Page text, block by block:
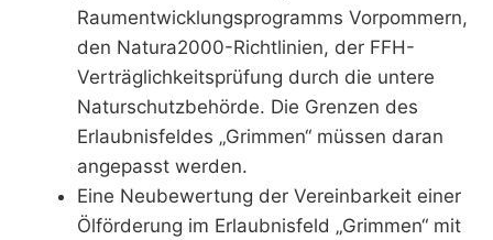
Raumentwicklungsprogramms Vorpommern,
den Natura2000-Richtlinien, der FFH-
Verträglichkeitsprüfung durch die untere
Naturschutzbehörde. Die Grenzen des
Erlaubnisfeldes „Grimmen“ müssen daran
angepasst werden.
Eine Neubewertung der Vereinbarkeit einer
Ölförderung im Erlaubnisfeld „Grimmen“ mit